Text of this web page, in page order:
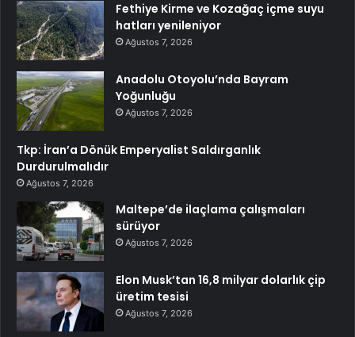
Fethiye Kirme ve Kozağaç içme suyu
hatları yenileniyor
Ağustos 7, 2026
Anadolu Otoyolu’nda Bayram
Yoğunluğu
Ağustos 7, 2026
Tkp: İran’a Dönük Emperyalist Saldırganlık
Durdurulmalıdır
Ağustos 7, 2026
Maltepe’de ilaçlama çalışmaları
sürüyor
Ağustos 7, 2026
Elon Musk’tan 16,8 milyar dolarlık çip
üretim tesisi
Ağustos 7, 2026